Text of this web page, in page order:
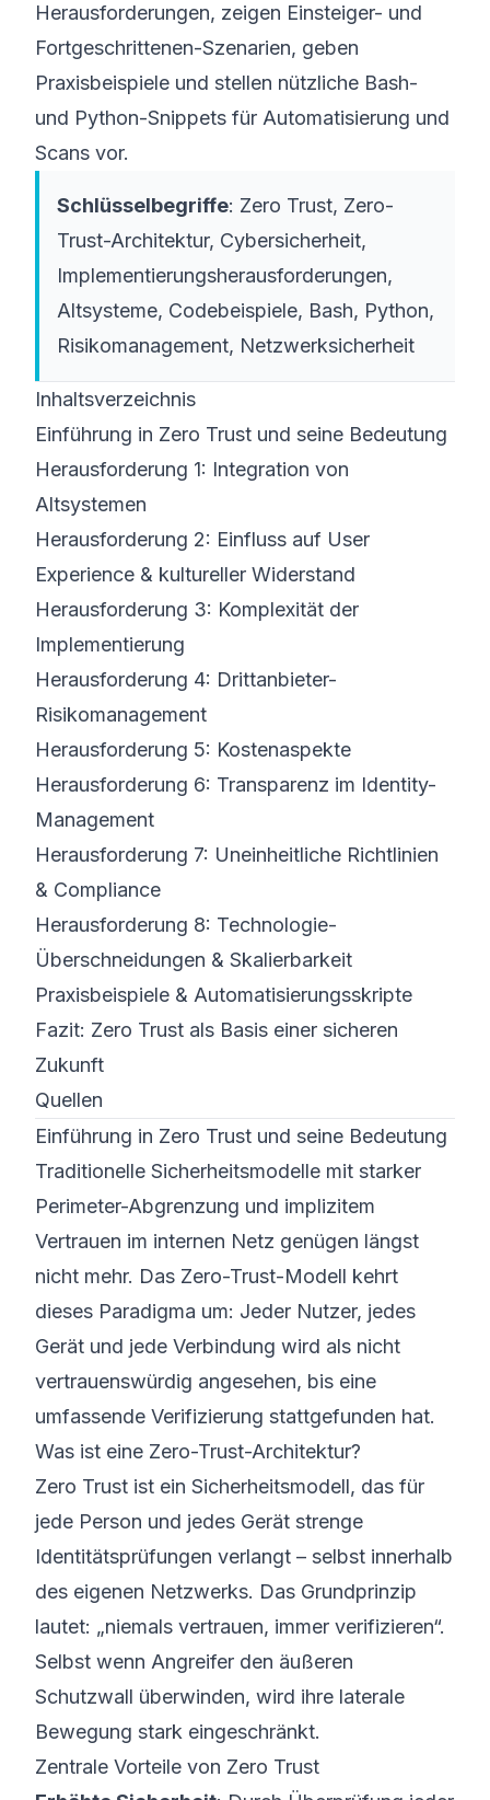
Herausforderungen, zeigen Einsteiger- und
Fortgeschrittenen-Szenarien, geben
Praxisbeispiele und stellen nützliche Bash-
und Python-Snippets für Automatisierung und
Scans vor.
Schlüsselbegriffe: Zero Trust, Zero-
Trust-Architektur, Cybersicherheit,
Implementierungs­herausforderungen,
Altsysteme, Codebeispiele, Bash, Python,
Risikomanagement, Netzwerksicherheit
Inhaltsverzeichnis
Einführung in Zero Trust und seine Bedeutung
Herausforderung 1: Integration von
Altsystemen
Herausforderung 2: Einfluss auf User
Experience & kultureller Widerstand
Herausforderung 3: Komplexität der
Implementierung
Herausforderung 4: Drittanbieter-
Risikomanagement
Herausforderung 5: Kostenaspekte
Herausforderung 6: Transparenz im Identity-
Management
Herausforderung 7: Uneinheitliche Richtlinien
& Compliance
Herausforderung 8: Technologie-
Überschneidungen & Skalierbarkeit
Praxisbeispiele & Automatisierungsskripte
Fazit: Zero Trust als Basis einer sicheren
Zukunft
Quellen
Einführung in Zero Trust und seine Bedeutung
Traditionelle Sicherheitsmodelle mit starker
Perimeter-Abgrenzung und implizitem
Vertrauen im internen Netz genügen längst
nicht mehr. Das Zero-Trust-Modell kehrt
dieses Paradigma um: Jeder Nutzer, jedes
Gerät und jede Verbindung wird als nicht
vertrauenswürdig angesehen, bis eine
umfassende Verifizierung stattgefunden hat.
Was ist eine Zero-Trust-Architektur?
Zero Trust ist ein Sicherheitsmodell, das für
jede Person und jedes Gerät strenge
Identitätsprüfungen verlangt – selbst innerhalb
des eigenen Netzwerks. Das Grundprinzip
lautet: „niemals vertrauen, immer verifizieren“.
Selbst wenn Angreifer den äußeren
Schutzwall überwinden, wird ihre laterale
Bewegung stark eingeschränkt.
Zentrale Vorteile von Zero Trust